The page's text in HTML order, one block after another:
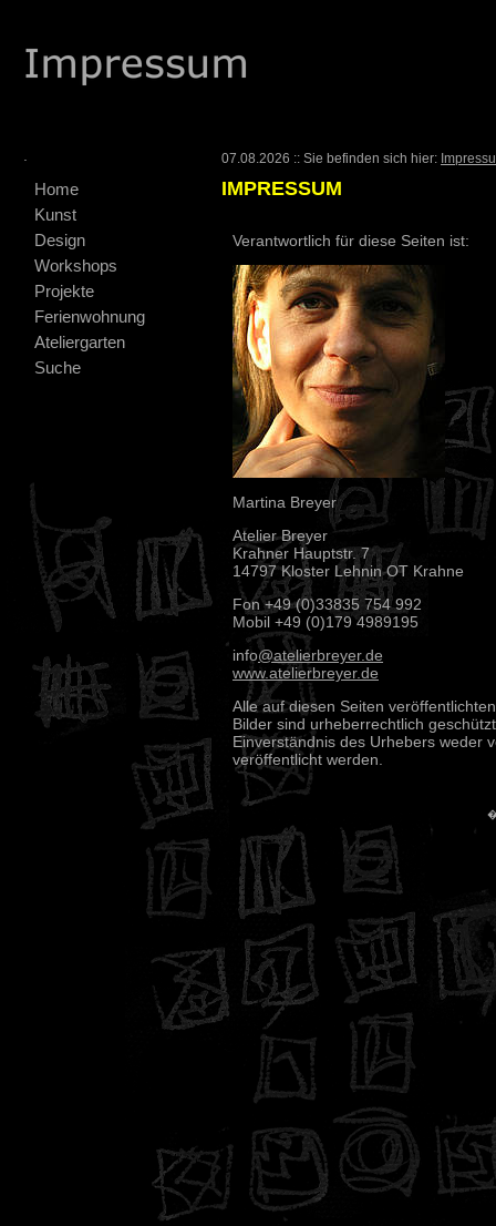
Home
Kunst
Design
Workshops
Projekte
Ferienwohnung
Ateliergarten
Suche
07.08.2026 :: Sie befinden sich hier:
IMPRESSUM
Verantwortlich für diese Seiten ist:
Martina Breyer
Atelier Breyer
Krahner Hauptstr. 7
14797 Kloster Lehnin OT Krahne
Fon +49 (0)33835 754 992
Mobil +49 (0)179 4989195
info@atelierbreyer.de
www.atelierbreyer.de
Alle auf diesen Seiten
Bilder sind urheberrechtlich
Einverständnis des Urhebers weder
veröffentlicht werden.
�